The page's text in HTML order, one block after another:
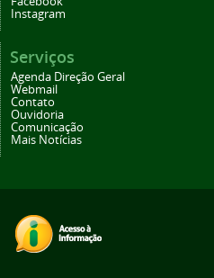
Instagram
Serviços
Agenda Direção Geral
Webmail
Contato
Ouvidoria
Comunicação
Mais Notícias